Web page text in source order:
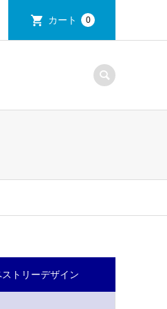
カート 0
トリーデザイン